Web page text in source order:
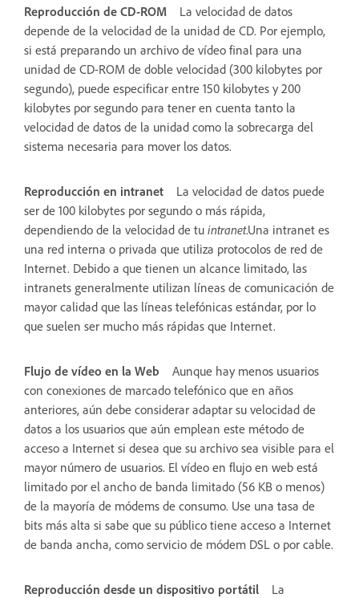
Reproducción de CD-ROM
La velocidad de datos
depende de la velocidad de la unidad de CD. Por ejemplo,
si está preparando un archivo de vídeo final para una
unidad de CD-ROM de doble velocidad (300 kilobytes por
segundo), puede especificar entre 150 kilobytes y 200
kilobytes por segundo para tener en cuenta tanto la
velocidad de datos de la unidad como la sobrecarga del
sistema necesaria para mover los datos.
Reproducción en intranet
La velocidad de datos puede
ser de 100 kilobytes por segundo o más rápida,
dependiendo de la velocidad de tu intranet.Una intranet es
una red interna o privada que utiliza protocolos de red de
Internet. Debido a que tienen un alcance limitado, las
intranets generalmente utilizan líneas de comunicación de
mayor calidad que las líneas telefónicas estándar, por lo
que suelen ser mucho más rápidas que Internet.
Flujo de vídeo en la Web
Aunque hay menos usuarios
con conexiones de marcado telefónico que en años
anteriores, aún debe considerar adaptar su velocidad de
datos a los usuarios que aún emplean este método de
acceso a Internet si desea que su archivo sea visible para el
mayor número de usuarios. El vídeo en flujo en web está
limitado por el ancho de banda limitado (56 KB o menos)
de la mayoría de módems de consumo. Use una tasa de
bits más alta si sabe que su público tiene acceso a Internet
de banda ancha, como servicio de módem DSL o por cable.
Reproducción desde un dispositivo portátil
La